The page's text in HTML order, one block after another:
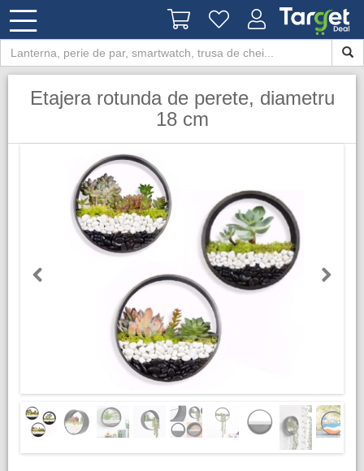
Etajera rotunda de perete, diametru
18 cm